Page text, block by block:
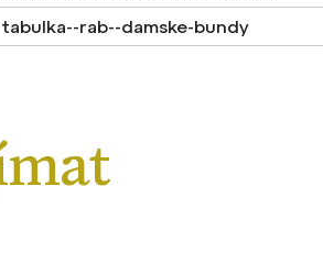
tabulka--rab--damske-bundy